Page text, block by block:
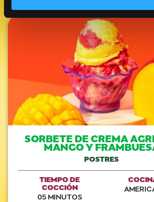
SORBETE DE CREMA
MANGO Y
POSTRES
TIEMPO DE
COCCIÓN
05 MINUTOS